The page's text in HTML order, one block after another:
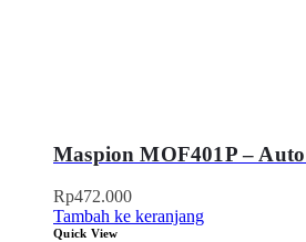
Maspion MOF401P –
Rp472.000
Tambah ke keranjang
Quick View